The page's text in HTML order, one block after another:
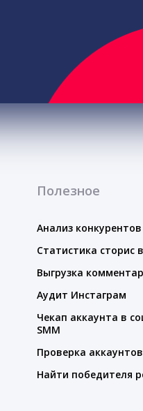
Полезное
Анализ
Статистика сторис
Выгрузка
Аудит Инстаграм
Чекап аккаунта в
SMM
Проверка
Найти победителя